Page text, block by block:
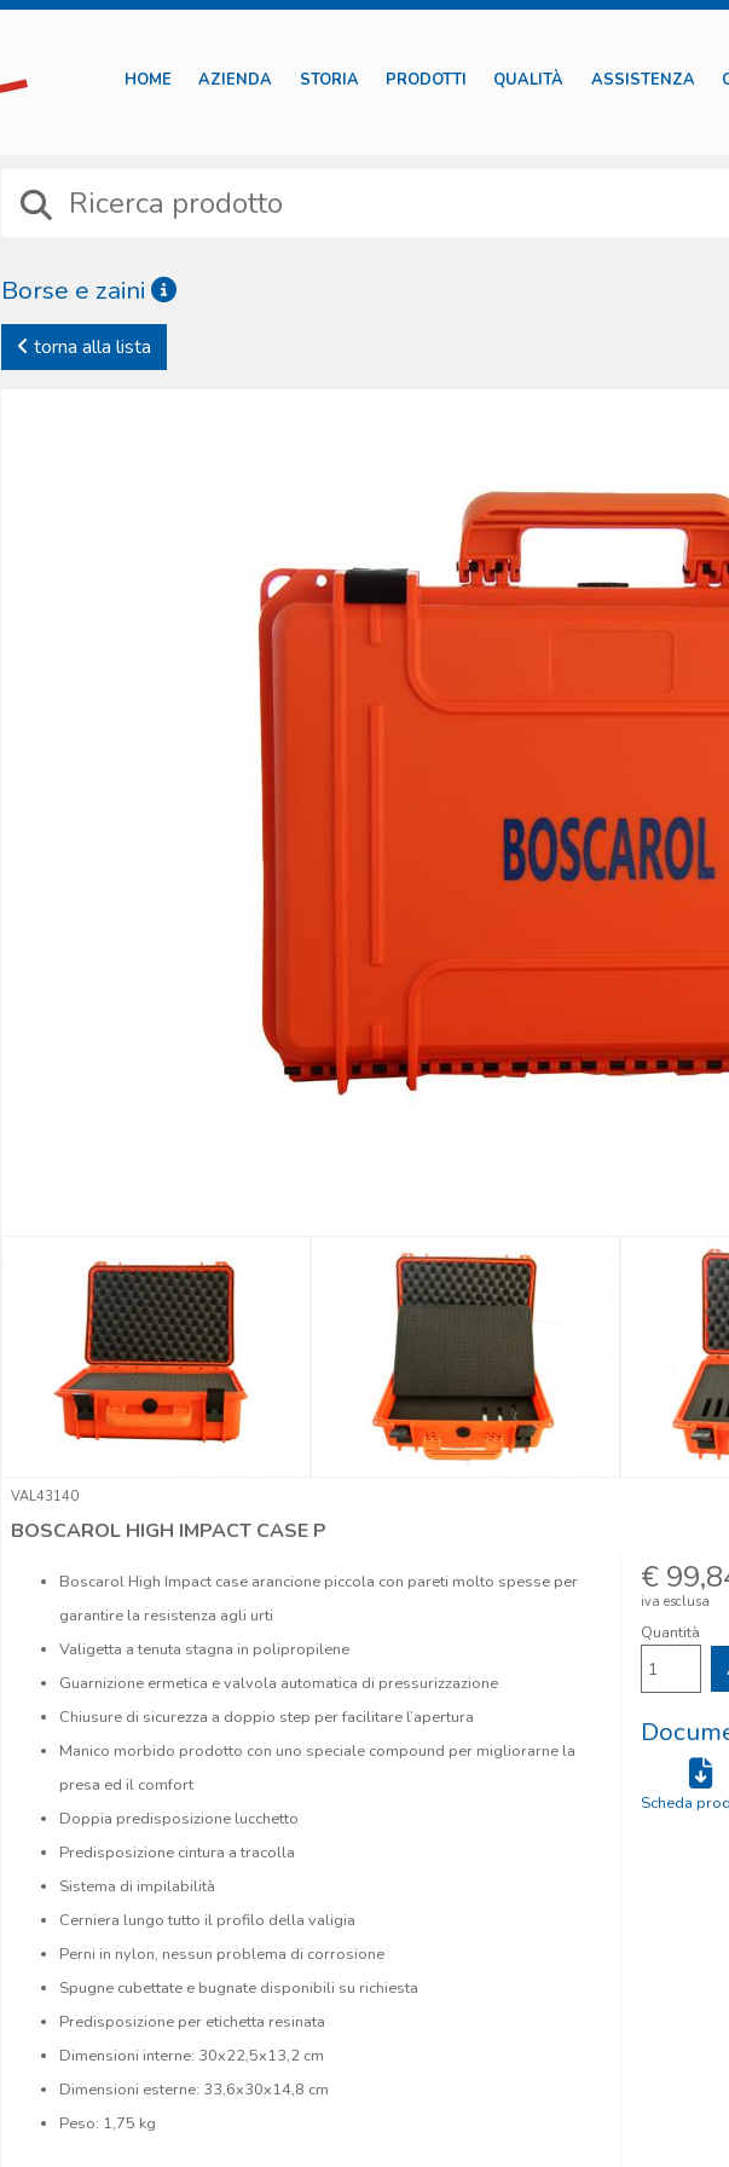
HOME AZIENDA STORIA PRODOTTI QUALITÀ ASSISTENZA
torna alla lista
VAL43140
BOSCAROL HIGH IMPACT CASE P
Boscarol High Impact case arancione piccola con pareti molto spesse per
garantire la resistenza agli urti
Valigetta a tenuta stagna in polipropilene
Guarnizione ermetica e valvola automatica di pressurizzazione
Chiusure di sicurezza a doppio step per facilitare l’apertura
Manico morbido prodotto con uno speciale compound per migliorarne la
presa ed il comfort
Doppia predisposizione lucchetto
Predisposizione cintura a tracolla
Sistema di impilabilità
Cerniera lungo tutto il profilo della valigia
Perni in nylon, nessun problema di corrosione
Spugne cubettate e bugnate disponibili su richiesta
Predisposizione per etichetta resinata
Dimensioni interne: 30x22,5x13,2 cm
Dimensioni esterne: 33,6x30x14,8 cm
Peso: 1,75 kg
€
iva esclusa
Quantità
Scheda
Borse e zaini
Le borse e gli zaini Boscarol sono il frutto di anni di studio e collaborazione con medici e soccorritori,
internazionale. Diversamente da quanto spesso ipotizzato, le borse e gli zaini di soccorso ad uso
includono scelte di materiali resistenti agli stress meccanici, cuciture specifiche e cerniere anti-